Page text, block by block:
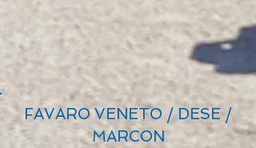
FAVARO VENETO / DESE /
MARCON